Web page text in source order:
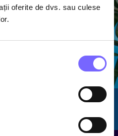
oferite de dvs. sau culese
piscine cu
caldă,